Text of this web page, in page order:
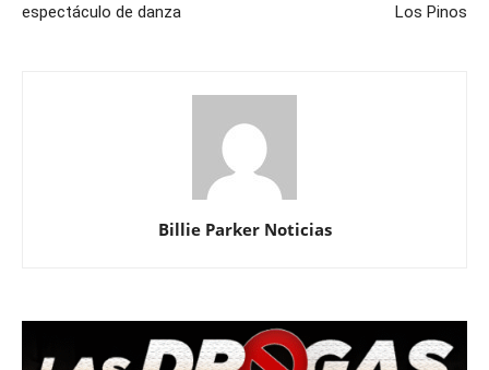
espectáculo de danza
Los Pinos
Billie Parker Noticias